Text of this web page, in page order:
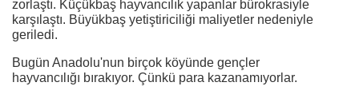
zorlaştı. Küçükbaş hayvancılık yapanlar bürokrasiyle
karşılaştı. Büyükbaş yetiştiriciliği maliyetler nedeniyle
geriledi.
Bugün Anadolu'nun birçok köyünde gençler
hayvancılığı bırakıyor. Çünkü para kazanamıyorlar.